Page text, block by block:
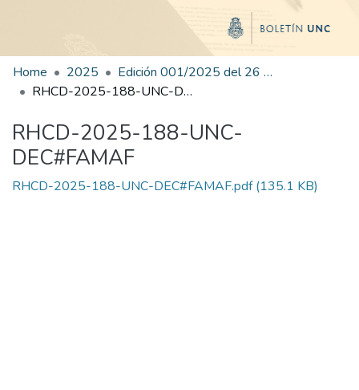
Home 2025
Edición 001/2025 del 26 de mayo de 2025
RHCD-2025-188-UNC-DEC#FAMAF
RHCD-2025-188-UNC-
DEC#FAMAF
RHCD-2025-188-UNC-DEC#FAMAF.pdf(135.1 KB)